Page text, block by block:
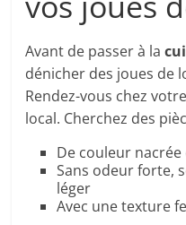
Avant de passer à la
dénicher des joues de
Rendez-vous chez
local. Cherchez des
De couleur
Sans odeur forte,
léger
Avec une texture